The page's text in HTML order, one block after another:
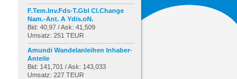
F.Tem.Inv.Fds-T.Gbl Cl.Change
Nam.-Ant. A Ydis.oN.
Bid: 40,97 / Ask: 41,509
Umsatz: 251 TEUR
Amundi Wandelanleihen Inhaber-
Anteile
Bid: 141,701 / Ask: 143,033
Umsatz: 227 TEUR